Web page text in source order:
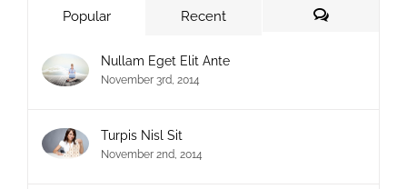
Popular Recent Comments
Nullam Eget Elit Ante
November 3rd, 2014
Turpis Nisl Sit
November 2nd, 2014